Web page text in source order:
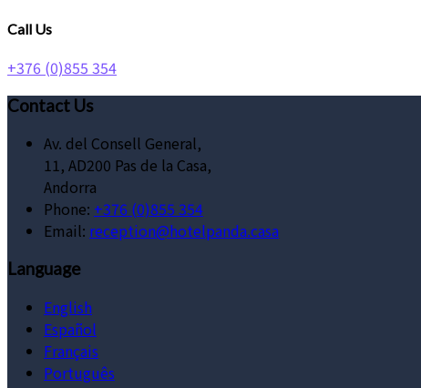
Call Us
+376 (0)855 354
Contact Us
Av. del Consell General,
11, AD200 Pas de la Casa,
Andorra
Phone: +376 (0)855 354
Email: reception@hotelpanda.casa
Language
English
Español
Français
Português